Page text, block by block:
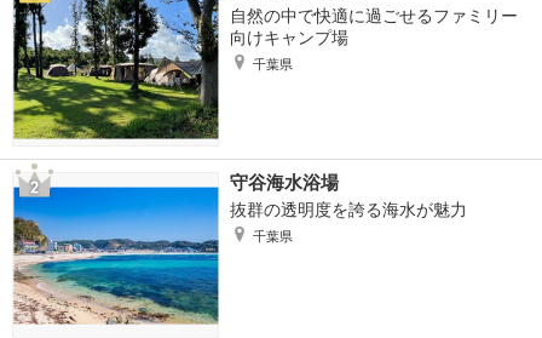
自然の中で快適に過ごせるファミリー
向けキャンプ場
千葉県
守谷海水浴場
抜群の透明度を誇る海水が魅力
千葉県